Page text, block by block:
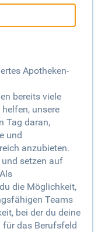
Apotheken-
bereits viele
unsere
Tag daran,
und
anzubieten.
setzen auf
die Möglichkeit,
Teams
bei der du deine
für das Berufsfeld